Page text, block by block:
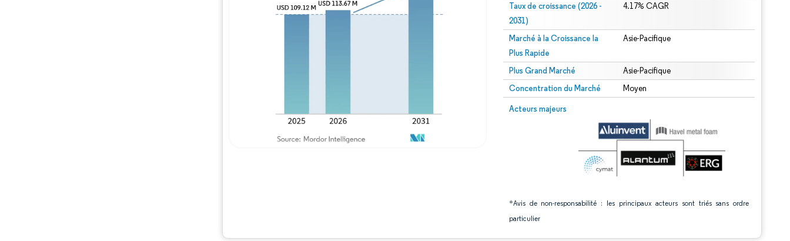
Taux de croissance (2026 -
2031)
4.17% CAGR
Marché à la Croissance la
Plus Rapide
Asie-Pacifique
Plus Grand Marché Asie-Pacifique
Concentration du Marché Moyen
Acteurs majeurs
*Avis de non-responsabilité : les principaux acteurs sont triés sans ordre
particulier
Image © Mordor Intelligence. La réutilisation nécessite une attribution sous CC BY 4.0.
Image © Mordor Intelligence. La réutilisation nécessite une attribution sous CC BY 4.0.